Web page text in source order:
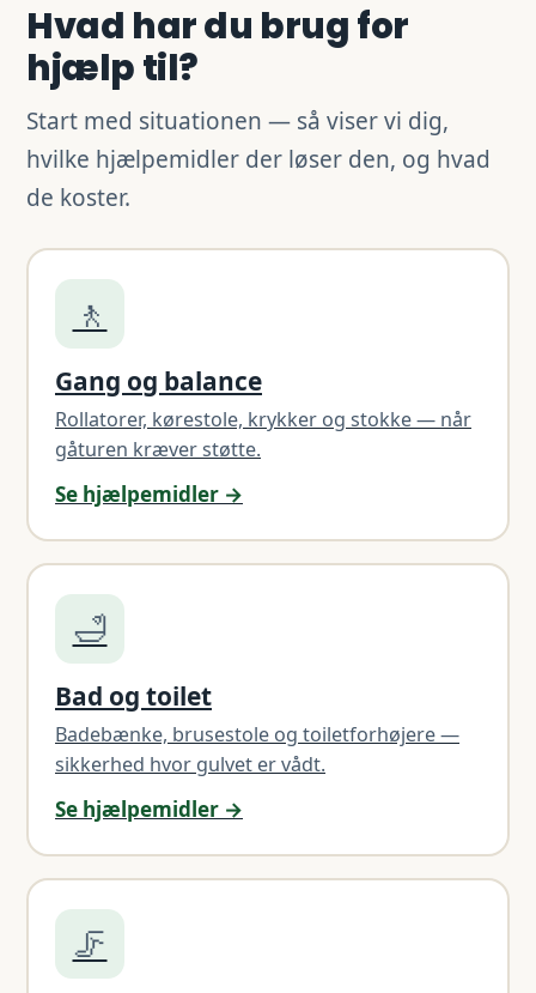
Hvad har du brug for
hjælp til?
Start med situationen — så viser vi dig,
hvilke hjælpemidler der løser den, og hvad
de koster.
🚶
Gang og balance
Rollatorer, kørestole, krykker og stokke — når
gåturen kræver støtte.
Se hjælpemidler →
🛁
Bad og toilet
Badebænke, brusestole og toiletforhøjere —
sikkerhed hvor gulvet er vådt.
Se hjælpemidler →
🦵